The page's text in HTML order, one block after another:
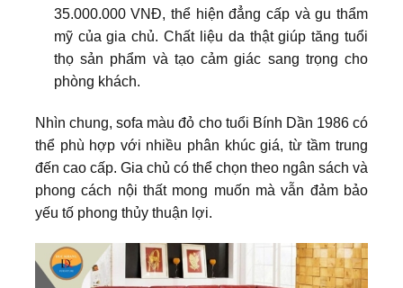
35.000.000 VNĐ, thể hiện đẳng cấp và gu thẩm
mỹ của gia chủ. Chất liệu da thật giúp tăng tuổi
thọ sản phẩm và tạo cảm giác sang trọng cho
phòng khách.
Nhìn chung, sofa màu đỏ cho tuổi Bính Dần 1986 có
thể phù hợp với nhiều phân khúc giá, từ tầm trung
đến cao cấp. Gia chủ có thể chọn theo ngân sách và
phong cách nội thất mong muốn mà vẫn đảm bảo
yếu tố phong thủy thuận lợi.